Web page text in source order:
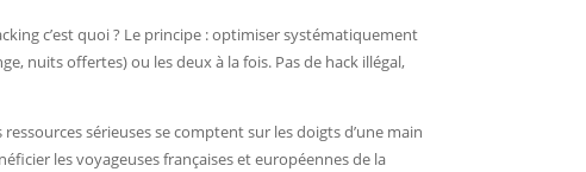
c’est quoi ? Le principe : optimiser systématiquement
nuits offertes) ou les deux à la fois. Pas de hack illégal,
sérieuses se comptent sur les doigts d’une main
les voyageuses françaises et européennes de la